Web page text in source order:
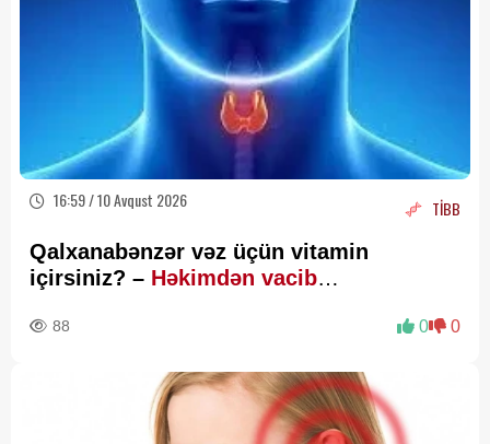
16:59 / 10 Avqust 2026 TİBB
Qalxanabənzər vəz üçün vitamin
içirsiniz? – Həkimdən vacib
88 0 0